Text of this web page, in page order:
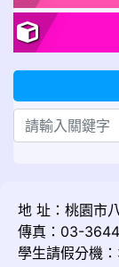
地 址：桃園市
傳真：03-
學生請假分機